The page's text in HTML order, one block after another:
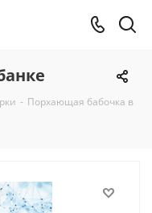
- Порхающая бабочка в